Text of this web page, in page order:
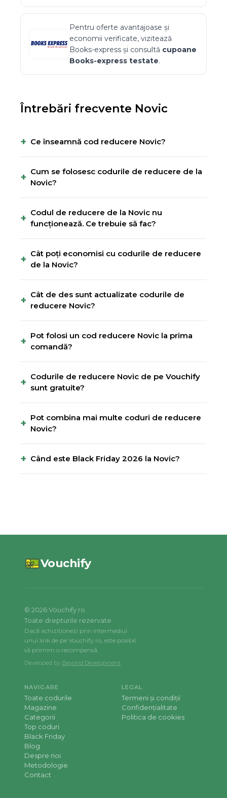
Pentru oferte avantajoase și
economii verificate, vizitează
Books-express și consultă cupoane
Books-express testate.
Întrebări frecvente Novic
+ Ce înseamnă cod reducere Novic?
+ Cum se folosesc codurile de reducere de la
Novic?
+ Codul de reducere de la Novic nu
funcționează. Ce trebuie să fac?
+ Cât poți economisi cu codurile de reducere
de la Novic?
+ Cât de des sunt actualizate codurile de
reducere Novic?
+ Pot folosi un cod reducere Novic la prima
comandă?
+ Codurile de reducere Novic de pe Vouchify
sunt gratuite?
+ Pot combina mai multe coduri de reducere
Novic?
+ Când este Black Friday 2026 la Novic?
Vouchify
© 2026Vouchify.ro.
Toate drepturile rezervate.
Dacă achiziționezi prin intermediul
unui link de pe Vouchify.ro, este posibil
să primim o recompensă.
Developed by Beyond Development
NAVIGARE
Toate codurile
Magazine
Categorii
Top coduri
Black Friday
Blog
Despre noi
Metodologie
Contact
LEGAL
Termeni și condiții
Confidențialitate
Politica de cookies